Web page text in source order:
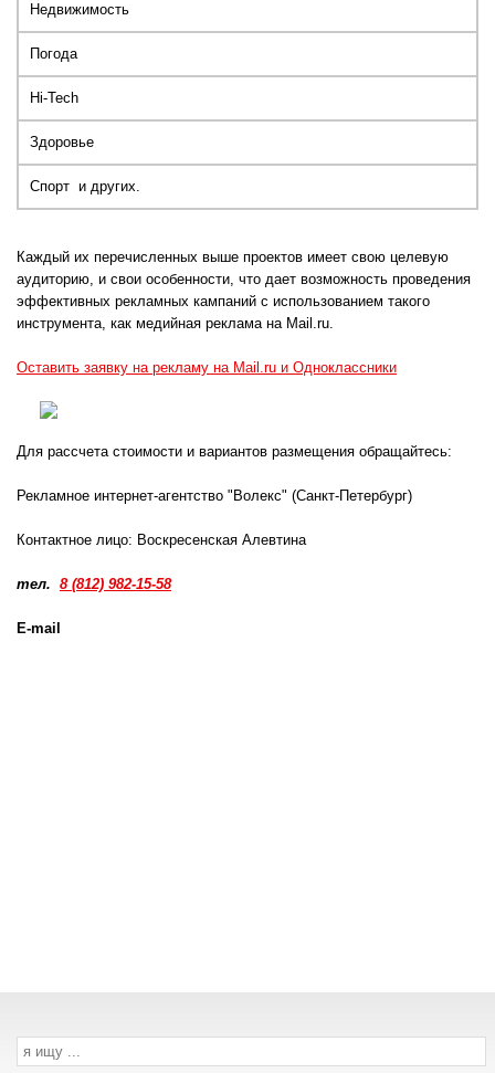
Недвижимость
Погода
Hi-Tech
Здоровье
Спорт и других.
Каждый их перечисленных выше проектов имеет свою целевую
аудиторию, и свои особенности, что дает возможность проведения
эффективных рекламных кампаний с использованием такого
инструмента, как медийная реклама на Mail.ru.
Оставить заявку на рекламу на Mail.ru и Одноклассники
Для рассчета стоимости и вариантов размещения обращайтесь:
Рекламное интернет-агентство "Волекс" (Санкт-Петербург)
Контактное лицо: Воскресенская Алевтина
тел. 8 (812) 982-15-58
E-mail